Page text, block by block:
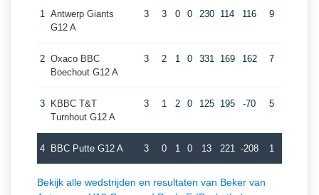
1 Antwerp Giants
G12 A
3 3 0 0 230 114 116 9
2 Oxaco BBC
Boechout G12 A
3 2 1 0 331 169 162 7
3
KBBC T&T
Turnhout G12 A
3 1 2 0 125 195 -70 5
4 BBC Putte G12 A 3 0 1 0 13 221 -208 1
Bekijk alle wedstrijden en resultaten van Beker van